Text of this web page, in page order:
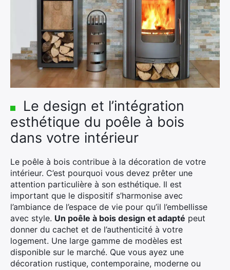
Le design et l’intégration
esthétique du poêle à bois
dans votre intérieur
Le poêle à bois contribue à la décoration de votre
intérieur. C’est pourquoi vous devez prêter une
attention particulière à son esthétique. Il est
important que le dispositif s’harmonise avec
l’ambiance de l’espace de vie pour qu’il l’embellisse
avec style. Un poêle à bois design et adapté peut
donner du cachet et de l’authenticité à votre
logement. Une large gamme de modèles est
disponible sur le marché. Que vous ayez une
décoration rustique, contemporaine, moderne ou